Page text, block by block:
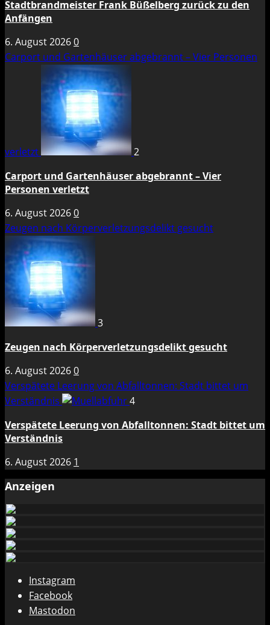
Stadtbrandmeister Frank Büßelberg zurück zu den
Anfängen
6. August 20260
Carport und Gartenhäuser abgebrannt – Vier Personen
verletzt
2
Carport und Gartenhäuser abgebrannt – Vier
Personen verletzt
6. August 20260
Zeugen nach Körperverletzungsdelikt gesucht
3
Zeugen nach Körperverletzungsdelikt gesucht
6. August 20260
Verspätete Leerung von Abfalltonnen: Stadt bittet um
Verständnis
4
Verspätete Leerung von Abfalltonnen: Stadt bittet um
Verständnis
6. August 2026 1
Anzeigen
Instagram
Facebook
Mastodon